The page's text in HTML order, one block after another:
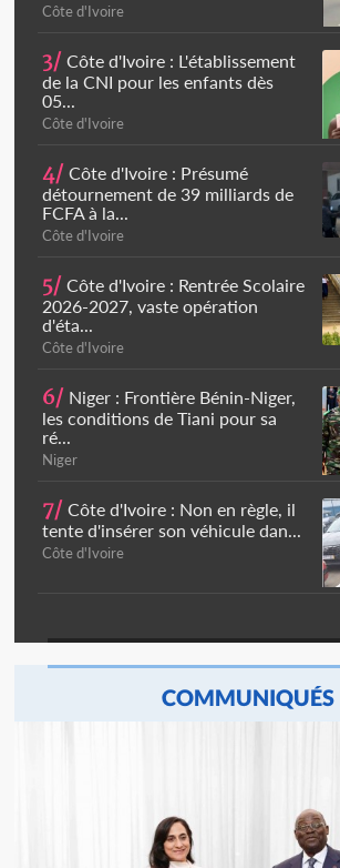
Côte d'Ivoire
3/ Côte d'Ivoire : L'établissement
de la CNI pour les enfants dès
05...
Côte d'Ivoire
4/ Côte d'Ivoire : Présumé
détournement de 39 milliards de
FCFA à la...
Côte d'Ivoire
5/ Côte d'Ivoire : Rentrée Scolaire
2026-2027, vaste opération
d'éta...
Côte d'Ivoire
6/ Niger : Frontière Bénin-Niger,
les conditions de Tiani pour sa
ré...
Niger
7/ Côte d'Ivoire : Non en règle, il
tente d'insérer son véhicule dan...
Côte d'Ivoire
COMMUNIQUÉS